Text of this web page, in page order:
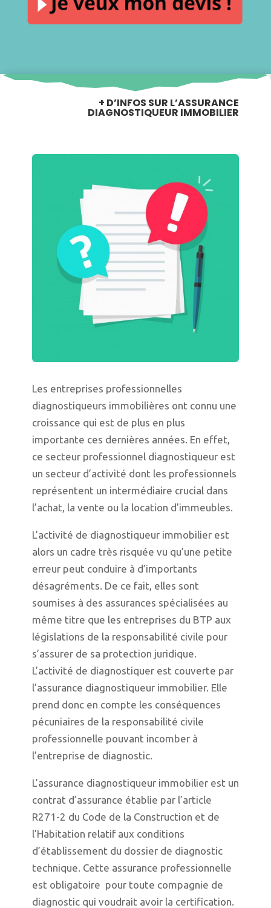
+ D’INFOS SUR L’ASSURANCE
DIAGNOSTIQUEUR IMMOBILIER
Les entreprises professionnelles
diagnostiqueurs immobilières ont connu une
croissance qui est de plus en plus
importante ces dernières années. En effet,
ce secteur professionnel diagnostiqueur est
un secteur d’activité dont les professionnels
représentent un intermédiaire crucial dans
l’achat, la vente ou la location d’immeubles.
L’activité de diagnostiqueur immobilier est
alors un cadre très risquée vu qu’une petite
erreur peut conduire à d’importants
désagréments. De ce fait, elles sont
soumises à des assurances spécialisées au
même titre que les entreprises du BTP aux
législations de la responsabilité civile pour
s’assurer de sa protection juridique.
L’activité de diagnostiquer est couverte par
l’assurance diagnostiqueur immobilier. Elle
prend donc en compte les conséquences
pécuniaires de la responsabilité civile
professionnelle pouvant incomber à
l’entreprise de diagnostic.
L’assurance diagnostiqueur immobilier est un
contrat d’assurance établie par l’article
R271-2 du Code de la Construction et de
l’Habitation relatif aux conditions
d’établissement du dossier de diagnostic
technique. Cette assurance professionnelle
est obligatoire pour toute compagnie de
diagnostic qui voudrait avoir la certification.